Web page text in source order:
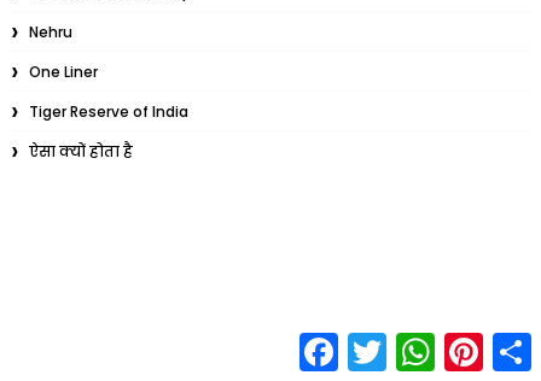
Nehru
One Liner
Tiger Reserve of India
ऐसा क्यों होता है
a
T
w
W
h